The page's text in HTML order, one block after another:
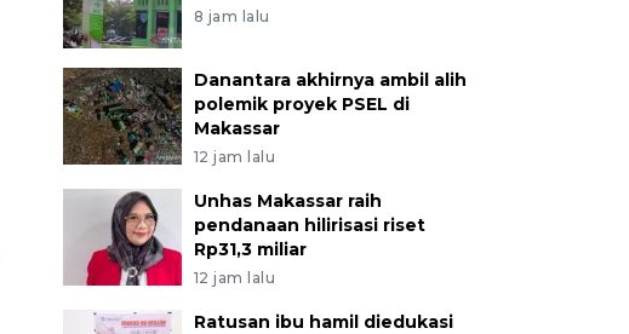
8 jam lalu
Danantara akhirnya ambil alih
polemik proyek PSEL di
Makassar
12 jam lalu
Unhas Makassar raih
pendanaan hilirisasi riset
Rp31,3 miliar
12 jam lalu
Ratusan ibu hamil diedukasi